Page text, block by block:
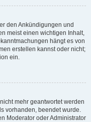
den Ankündigungen und
meist einen wichtigen Inhalt,
hängt es von
erstellen kannst oder nicht;
ein.
mehr geantwortet werden
vorhanden, beendet wurde.
Moderator oder Administrator